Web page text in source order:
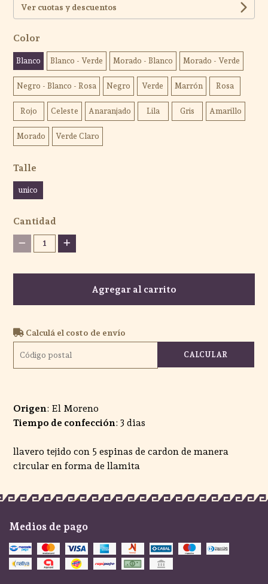
Ver cuotas y descuentos
Color
Blanco Blanco - Verde Morado - Blanco Morado - Verde
Negro - Blanco - Rosa Negro Verde Marrón Rosa
Rojo Celeste Anaranjado Lila Gris Amarillo
Morado Verde Claro
Talle
unico
Cantidad
1
Agregar al carrito
Calculá el costo de envío
CALCULAR
Origen: El Moreno
Tiempo de confección: 3 dias
llavero tejido con 5 espinas de cardon de manera
circular en forma de llamita
Medios de pago